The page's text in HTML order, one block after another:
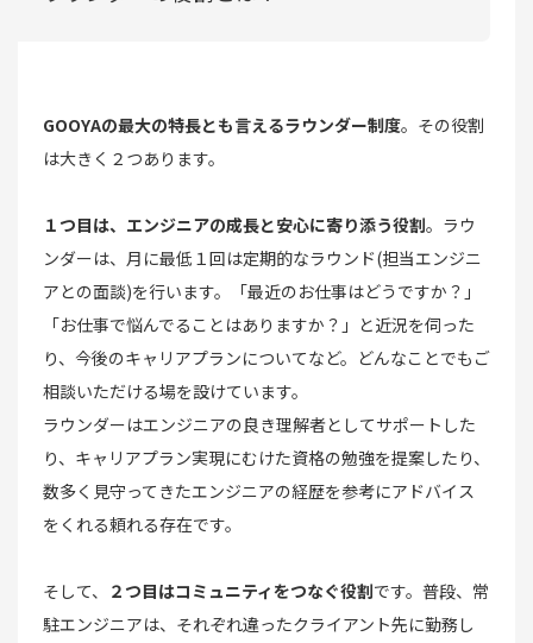
GOOYAの最大の特長とも言えるラウンダー制度。その役割
は大きく２つあります。
１つ目は、エンジニアの成長と安心に寄り添う役割。ラウ
ンダーは、月に最低１回は定期的なラウンド(担当エンジニ
アとの面談)を行います。「最近のお仕事はどうですか？」
「お仕事で悩んでることはありますか？」と近況を伺った
り、今後のキャリアプランについてなど。どんなことでもご
相談いただける場を設けています。
ラウンダーはエンジニアの良き理解者としてサポートした
り、キャリアプラン実現にむけた資格の勉強を提案したり、
数多く見守ってきたエンジニアの経歴を参考にアドバイス
をくれる頼れる存在です。
そして、 ２つ目はコミュニティをつなぐ役割です。普段、常
駐エンジニアは、それぞれ違ったクライアント先に勤務し